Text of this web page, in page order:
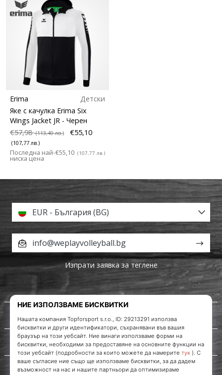
Erima
Детски
Яке с качулка Erima Six
Wings Jacket JR - Черен
€57,98(113,40 лв.) €55,10
(107,77 лв.)
Последна най-
ниска цена
€55,10 (107,77 лв.)
За нас
Обслужване на клиенти
EUR - България (BG)
info@weplayvolleyball.bg
Изпрати заявка за теглене